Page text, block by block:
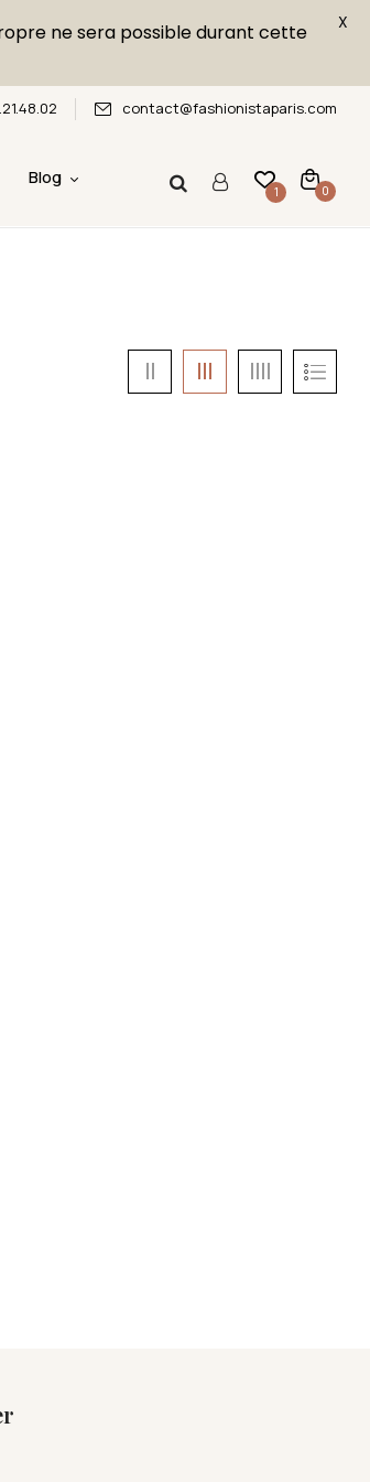
contact@fashionistaparis.com
Blog
1 0
ne sera possible durant cette
X